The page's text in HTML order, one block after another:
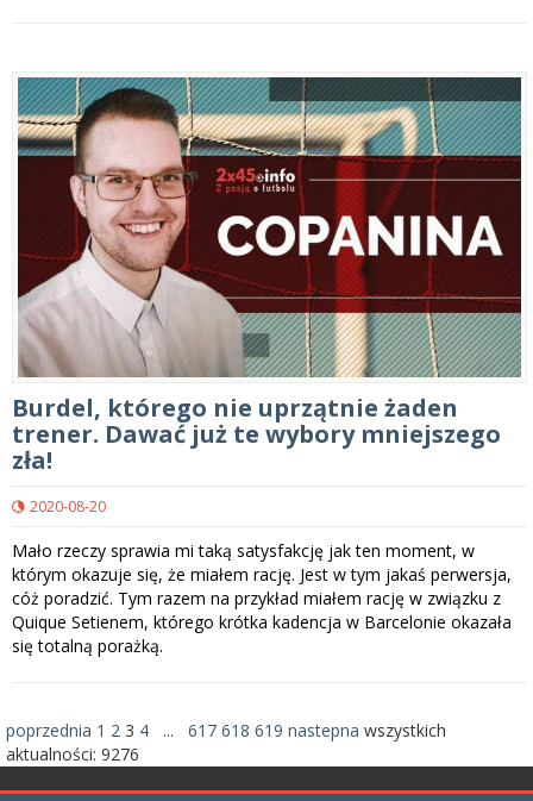
Burdel, którego nie uprzątnie żaden
trener. Dawać już te wybory mniejszego
zła!
2020-08-20
Mało rzeczy sprawia mi taką satysfakcję jak ten moment, w
którym okazuje się, że miałem rację. Jest w tym jakaś perwersja,
cóż poradzić. Tym razem na przykład miałem rację w związku z
Quique Setienem, którego krótka kadencja w Barcelonie okazała
się totalną porażką.
poprzednia 1 2 3 4 ... 617 618 619 nastepna wszystkich
aktualności: 9276